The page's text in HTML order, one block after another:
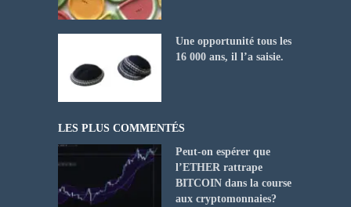
Une opportunité tous les
16 000 ans, il l’a saisie.
LES PLUS COMMENTÉS
Peut-on espérer que
l’ETHER rattrape
BITCOIN dans la course
aux cryptomonnaies?